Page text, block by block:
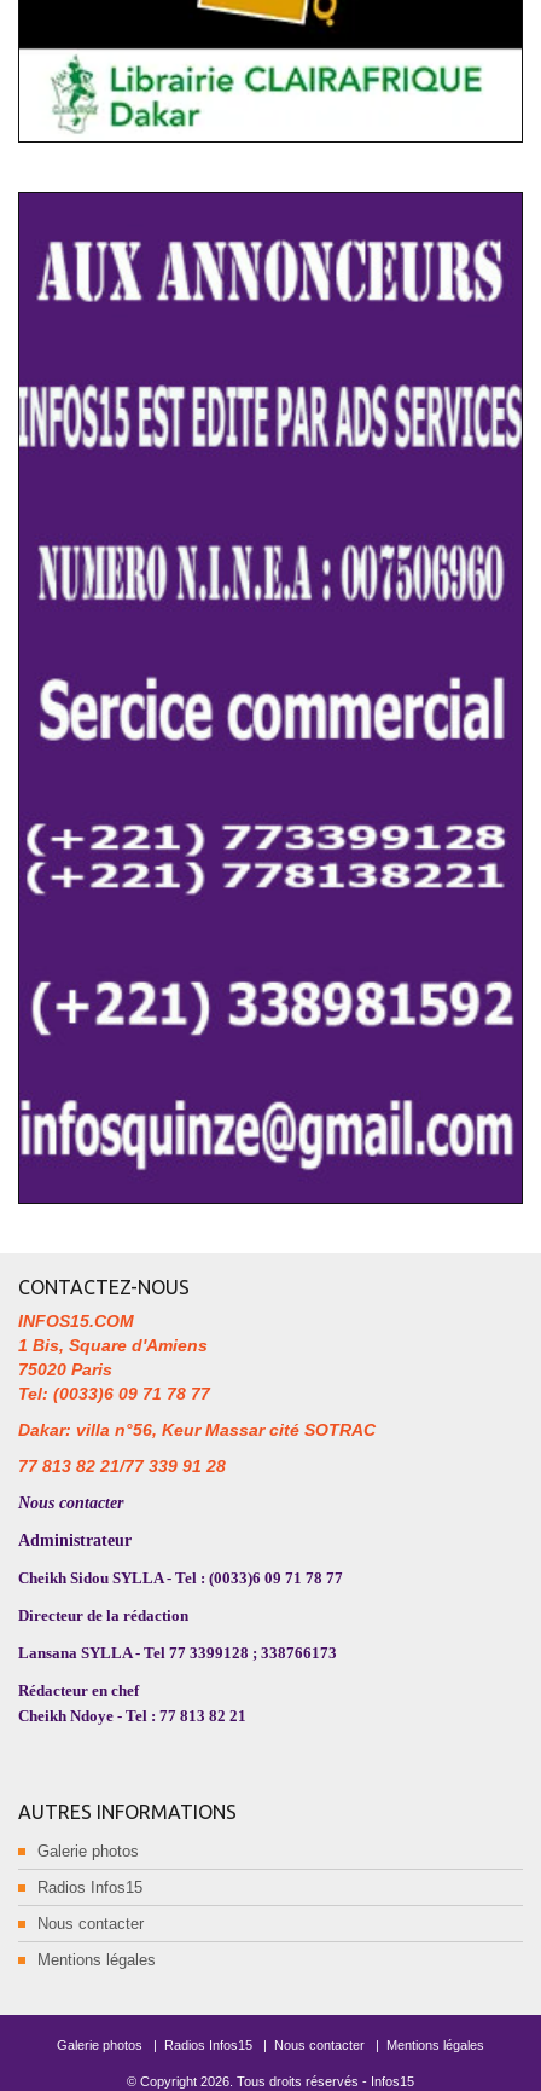
CONTACTEZ-NOUS
INFOS15.COM
1 Bis, Square d'Amiens
75020 Paris
Tel: (0033)6 09 71 78 77
Dakar: villa n°56, Keur Massar cité SOTRAC
77 813 82 21/77 339 91 28
Nous contacter
Administrateur
Cheikh Sidou SYLLA - Tel : (0033)6 09 71 78 77
Directeur de la rédaction
Lansana SYLLA - Tel 77 3399128 ; 338766173
Rédacteur en chef
Cheikh Ndoye - Tel : 77 813 82 21
AUTRES INFORMATIONS
Galerie photos
Radios Infos15
Nous contacter
Mentions légales
Galerie photos | Radios Infos15 | Nous contacter | Mentions légales
© Copyright 2026 . Tous droits réservés - Infos15